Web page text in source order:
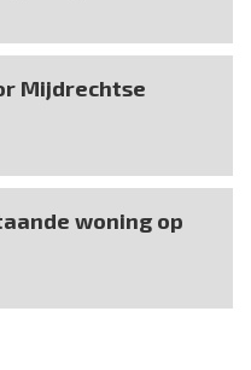
Mijdrechtse
woning op